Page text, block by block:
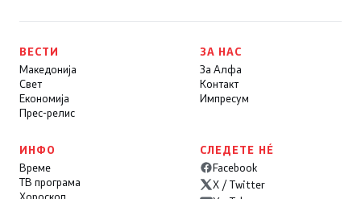
ВЕСТИ
Македонија
Свет
Економија
Прес-релис
ЗА НАС
За Алфа
Контакт
Импресум
ИНФО
Време
ТВ програма
СЛЕДЕТЕ НÉ
Facebook
X / Twitter